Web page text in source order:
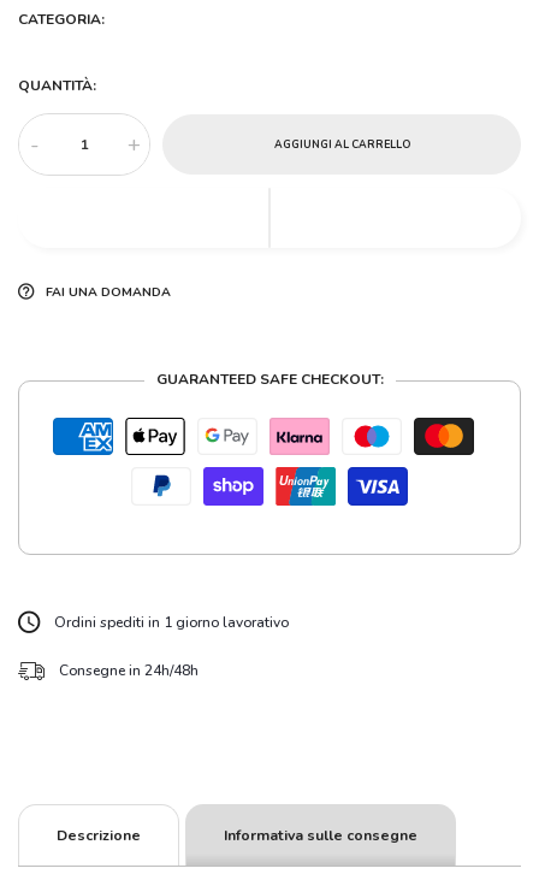
CATEGORIA:
QUANTITÀ:
- + AGGIUNGI AL CARRELLO
FAI UNA DOMANDA
GUARANTEED SAFE CHECKOUT:
Ordini spediti in 1 giorno lavorativo
Consegne in 24h/48h
Descrizione Informativa sulle consegne